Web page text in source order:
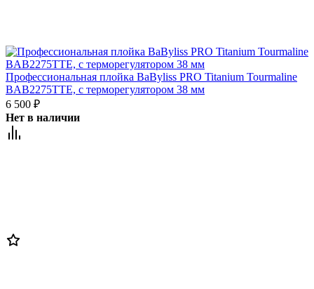
Профессиональная плойка BaByliss PRO Titanium Tourmaline
BAB2275TTE, c терморегулятором 38 мм
6 500 ₽
Нет в наличии